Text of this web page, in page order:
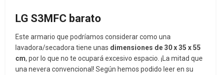
LG S3MFC barato
Este armario que podríamos considerar como una
lavadora/secadora tiene unas dimensiones de 30 x 35 x 55
cm, por lo que no te ocupará excesivo espacio. ¡La mitad que
una nevera convencional! Según hemos podido leer en su